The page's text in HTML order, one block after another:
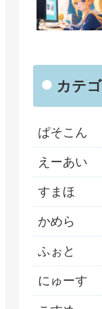
カテ
ぱそこん
えーあい
すまほ
かめら
ふぉと
にゅーす